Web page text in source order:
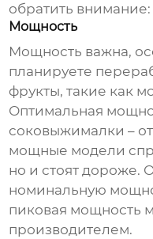
обратить внимание:
Мощность
Мощность важна,
планируете
фрукты, такие как
Оптимальная
соковыжималки –
мощные модели
но и стоят дороже.
номинальную
пиковая мощность
производителем.